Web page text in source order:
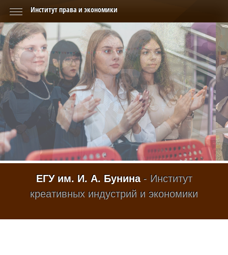
ЕГУ им. И. А. Бунина- Институт
креативных индустрий и экономики
Институт права и экономики